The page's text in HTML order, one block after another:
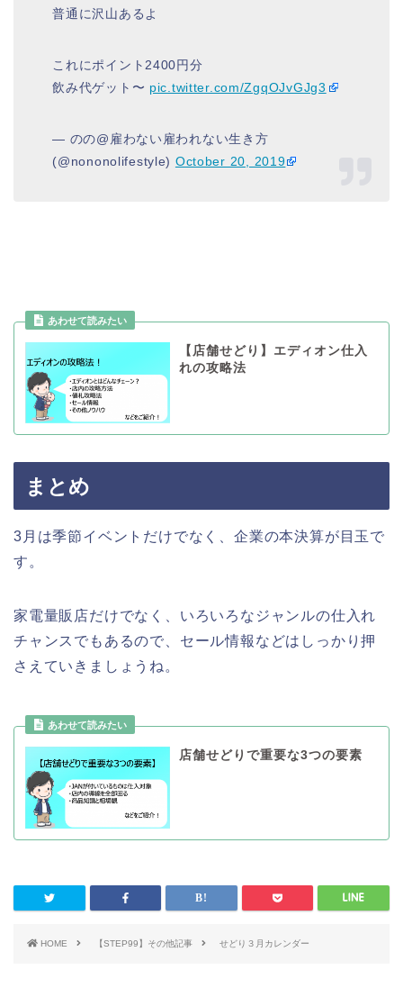
普通に沢山あるよ
これにポイント2400円分
飲み代ゲット〜 pic.twitter.com/ZgqOJvGJg3
— のの@雇わない雇われない生き方
(@nononolifestyle) October 20, 2019
【店舗せどり】エディオン仕入
れの攻略法
まとめ
3月は季節イベントだけでなく、企業の本決算が目玉で
す。
家電量販店だけでなく、いろいろなジャンルの仕入れ
チャンスでもあるので、セール情報などはしっかり押
さえていきましょうね。
店舗せどりで重要な3つの要素
HOME 【STEP99】その他記事 せどり３月カレンダー